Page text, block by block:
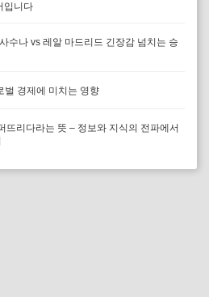
입니다
수나 vs 레알 마드리드 긴장감 넘치는 승
벌 경제에 미치는 영향
뜨리다라는 뜻 – 정보와 지식의 전파에서